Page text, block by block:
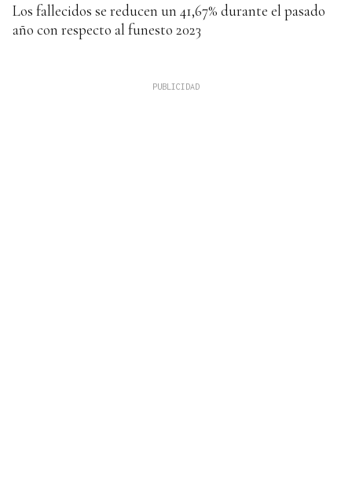
Los fallecidos se reducen un 41,67% durante el pasado
año con respecto al funesto 2023